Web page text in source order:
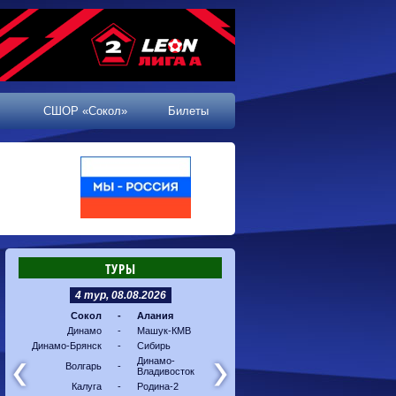
СШОР «Сокол» Билеты
ТУРЫ
4 тур, 08.08.2026
Сокол -
Алания
Динамо
-
Машук-КМВ
Динамо-Брянск
-
Сибирь
Волгарь
-
Динамо-
Владивосток
Калуга
- Родина-2
Сибирь